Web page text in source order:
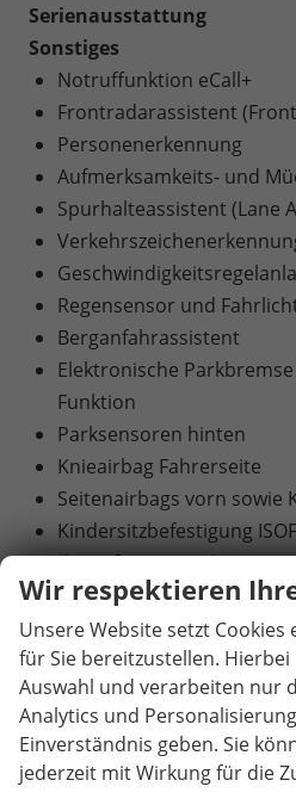
Serienausstattung
Sonstiges
Notruffunktion eCall+
Frontradarassistent
Personenerkennung
Aufmerksamkeits- und
Spurhalteassistent (Lane
Regensensor und
Berganfahrassistent
Elektronische
Funktion
Parksensoren hinten
Knieairbag Fahrerseite
Seitenairbags vorn sowie
Kindersitzbefestigung
die äußeren Fondsitze
12 Volt-Steckdose im
Reifenmobilitätsset
Kompressor)
Bordwerkzeug
Vorbereitung
Automatisch
Elektrisch einstell-,
Wir respektieren
Unsere Website setzt
für Sie bereitzustellen.
Auswahl und verarbeiten nur
Analytics und
Einverständnis geben. Sie
jederzeit mit Wirkung für die